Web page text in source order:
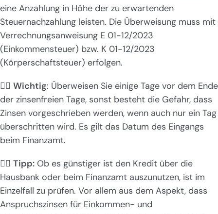
eine Anzahlung in Höhe der zu erwartenden
Steuernachzahlung leisten. Die Überweisung muss mit
Verrechnungsanweisung E 01-12/2023
(Einkommensteuer) bzw. K 01-12/2023
(Körperschaftsteuer) erfolgen.
👉🏻 Wichtig: Überweisen Sie einige Tage vor dem Ende
der zinsenfreien Tage, sonst besteht die Gefahr, dass
Zinsen vorgeschrieben werden, wenn auch nur ein Tag
überschritten wird. Es gilt das Datum des Eingangs
beim Finanzamt.
👉🏻 Tipp: Ob es günstiger ist den Kredit über die
Hausbank oder beim Finanzamt auszunutzen, ist im
Einzelfall zu prüfen. Vor allem aus dem Aspekt, dass
Anspruchszinsen für Einkommen- und